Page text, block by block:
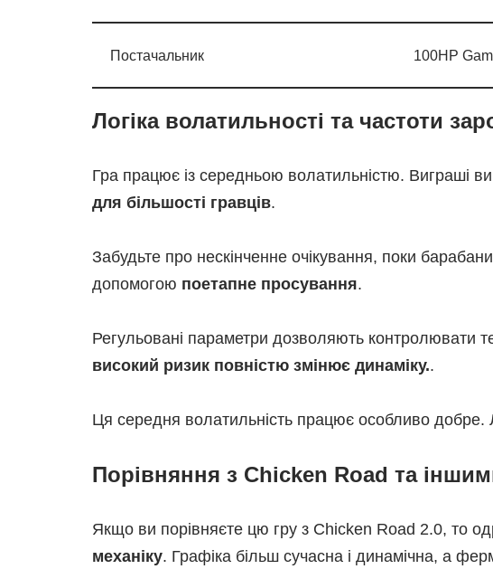
Постачальник 100HP
Логіка волатильності та частоти
Гра працює із середньою волатильністю. Виграші
для більшості гравців.
Забудьте про нескінченне очікування, поки
допомогою поетапне просування.
Регульовані параметри дозволяють контролювати
високий ризик повністю змінює динаміку..
Ця середня волатильність працює особливо добре.
Порівняння з Chicken Road та
Якщо ви порівняєте цю гру з Chicken Road 2.0, то
механіку. Графіка більш сучасна і динамічна, а